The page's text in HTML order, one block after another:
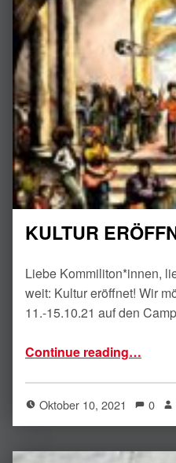
KULTUR
Liebe Kommiliton*innen,
weit: Kultur eröffnet! Wir
11.-15.10.21 auf den
Continue reading…
Oktober 10, 2021 0